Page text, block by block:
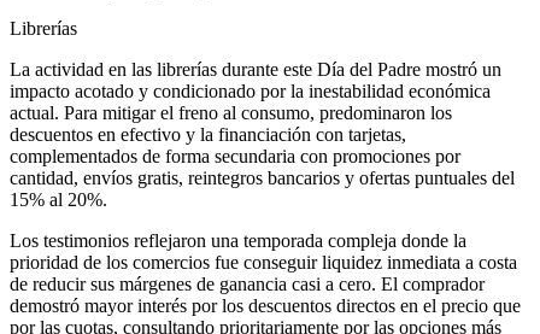
Librerías
La actividad en las librerías durante este Día del Padre mostró un
impacto acotado y condicionado por la inestabilidad económica
actual. Para mitigar el freno al consumo, predominaron los
descuentos en efectivo y la financiación con tarjetas,
complementados de forma secundaria con promociones por
cantidad, envíos gratis, reintegros bancarios y ofertas puntuales del
15% al 20%.
Los testimonios reflejaron una temporada compleja donde la
prioridad de los comercios fue conseguir liquidez inmediata a costa
de reducir sus márgenes de ganancia casi a cero. El comprador
demostró mayor interés por los descuentos directos en el precio que
por las cuotas, consultando prioritariamente por las opciones más